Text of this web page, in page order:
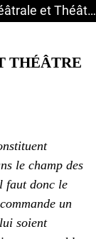
Institution Littéraire, Institution Théâtrale et Théâtre Régional